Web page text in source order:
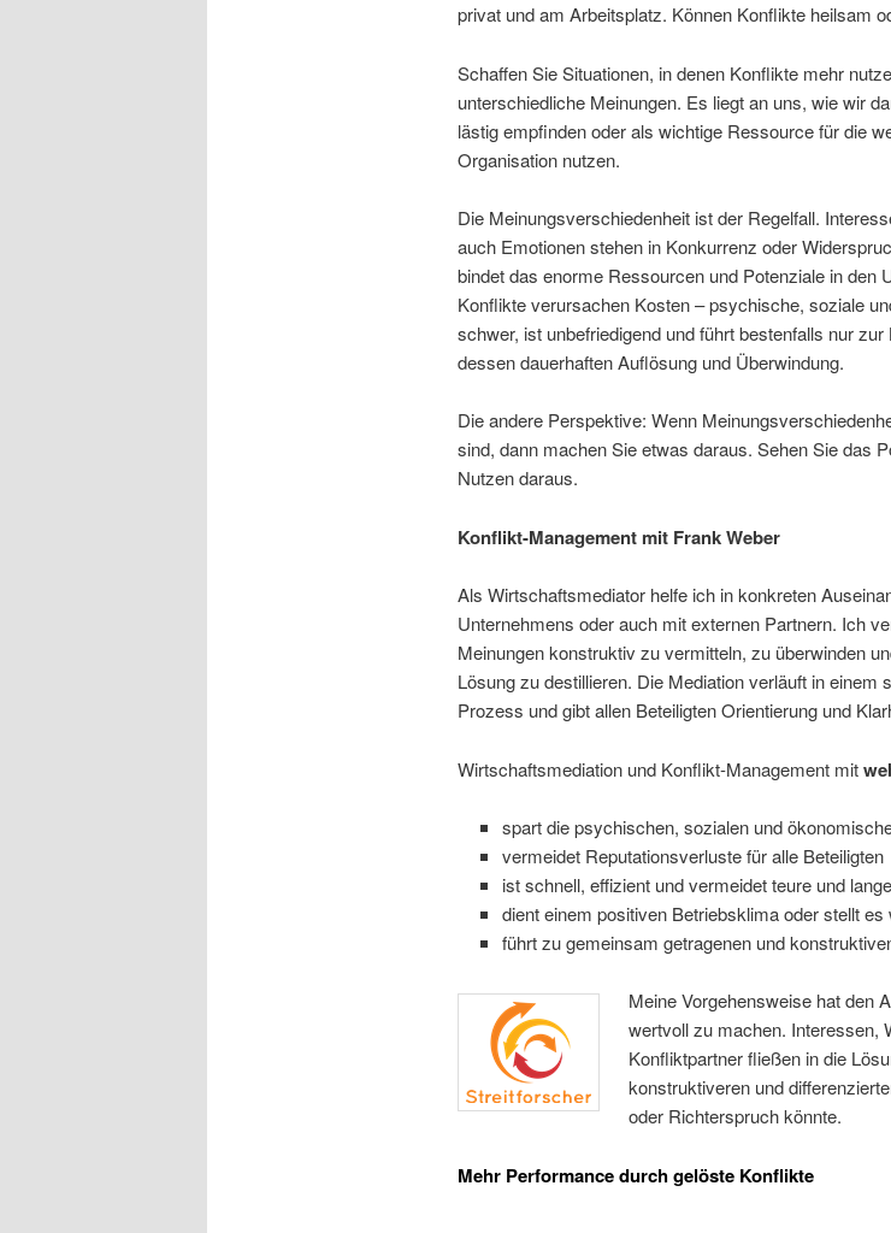
privat und am Arbeitsplatz. Können Konflikte heilsam
Schaffen Sie Situationen, in denen Konflikte mehr
unterschiedliche Meinungen. Es liegt an uns, wie wir
lästig empfinden oder als wichtige Ressource für die
Organisation nutzen.
Die Meinungsverschiedenheit ist der Regelfall.
auch Emotionen stehen in Konkurrenz oder
bindet das enorme Ressourcen und Potenziale in den
Konflikte verursachen Kosten – psychische, soziale
schwer, ist unbefriedigend und führt bestenfalls nur
dessen dauerhaften Auflösung und Überwindung.
Die andere Perspektive: Wenn
sind, dann machen Sie etwas daraus. Sehen Sie das
Nutzen daraus.
Konflikt-Management mit Frank Weber
Als Wirtschaftsmediator helfe ich in konkreten
Unternehmens oder auch mit externen Partnern. Ich
Meinungen konstruktiv zu vermitteln, zu überwinden
Lösung zu destillieren. Die Mediation verläuft in einem
Prozess und gibt allen Beteiligten Orientierung und
Wirtschaftsmediation und Konflikt-Management mit
spart die psychischen, sozialen und
vermeidet Reputationsverluste für alle Beteiligten
ist schnell, effizient und vermeidet teure und
dient einem positiven Betriebsklima oder stellt es
führt zu gemeinsam getragenen und
Meine Vorgehensweise hat den
wertvoll zu machen. Interessen,
Konfliktpartner fließen in die
konstruktiveren und
oder Richterspruch könnte.
Mehr Performance durch gelöste Konflikte